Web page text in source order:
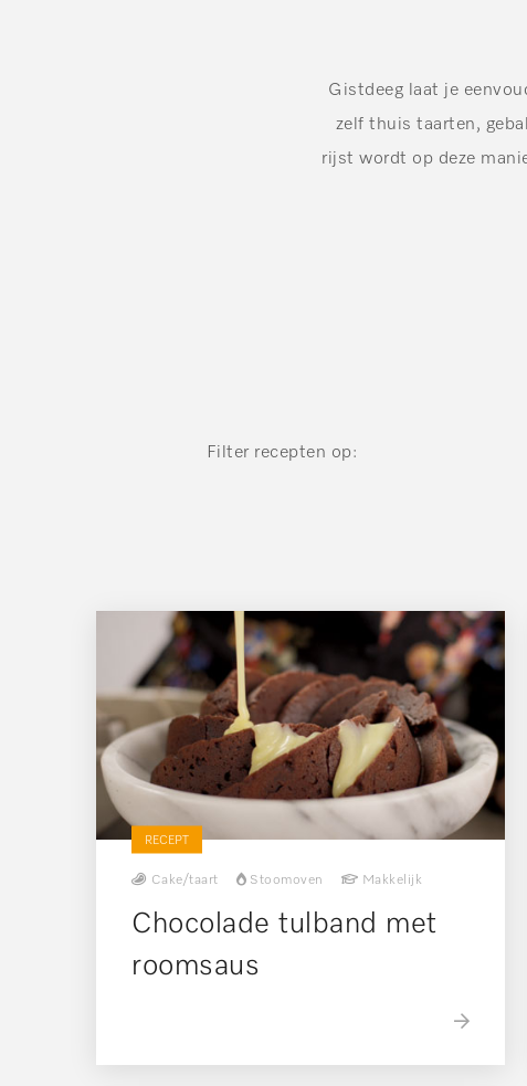
Gistdeeg laat je
zelf thuis taarten,
rijst wordt op deze
Filter recepten op:
RECEPT
Cake/taart Stoomoven Makkelijk
Chocolade tulband met
roomsaus